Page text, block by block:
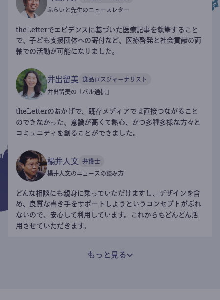
ふらいと先生のニュースレター
theLetterでエビデンスに基づいた医療記事を執筆すること
で、子ども支援団体への寄付など、医療啓発と社会貢献の両
軸での活動が可能になりました。
井出留美 食品ロスジャーナリスト
井出留美の「パル通信」
theLetterのおかげで、既存メディアでは直接つながること
のできなかった、意識が高くて熱心、かつ多種多様な方々と
コミュニティを創ることができました。
楊井人文 弁護士
楊井人文のニュースの読み方
どんな相談にも親身に乗っていただけますし、デザインを含
め、良質な書き手をサポートしようというコンセプトがぶれ
ないので、安心して利用しています。これからもどんどん活
用させていただきます。
もっと見る